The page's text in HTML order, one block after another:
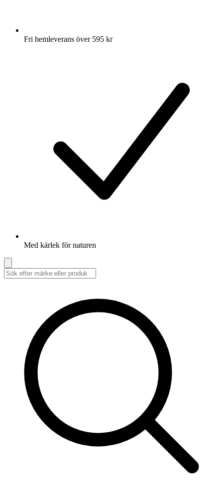
Fri hemleverans över 595 kr
Med kärlek för naturen